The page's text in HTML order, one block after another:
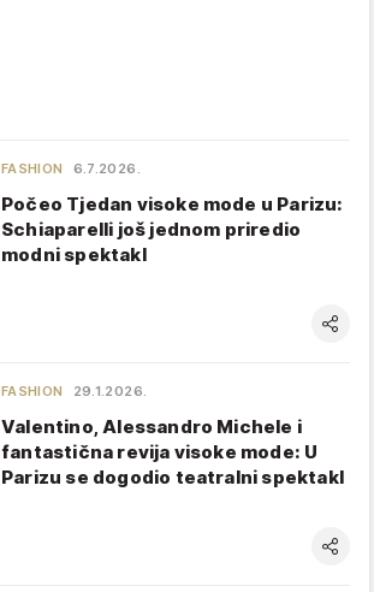
FASHION 6.7.2026.
Počeo Tjedan visoke mode u Parizu:
Schiaparelli još jednom priredio
modni spektakl
FASHION 29.1.2026.
Valentino, Alessandro Michele i
fantastična revija visoke mode: U
Parizu se dogodio teatralni spektakl